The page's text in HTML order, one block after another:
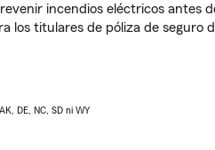
incendios eléctricos antes
los titulares de póliza de
DE, NC, SD ni WY